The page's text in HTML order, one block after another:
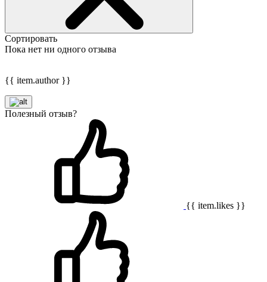
Сортировать
Пока нет ни одного отзыва
{{ item.author }}
Полезный отзыв?
{{ item.likes }}